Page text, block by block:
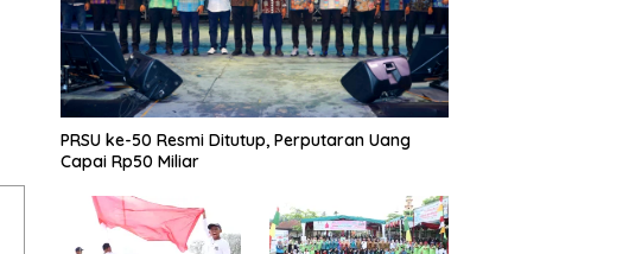
PRSU ke-50 Resmi Ditutup, Perputaran Uang
Capai Rp50 Miliar